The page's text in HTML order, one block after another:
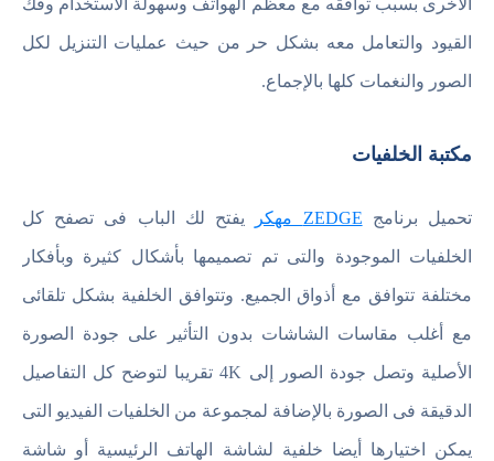
الأخرى بسبب توافقه مع معظم الهواتف وسهولة الاستخدام وفك
القيود والتعامل معه بشكل حر من حيث عمليات التنزيل لكل
الصور والنغمات كلها بالإجماع.
مكتبة الخلفيات
تحميل برنامج ZEDGE مهكر يفتح لك الباب فى تصفح كل
الخلفيات الموجودة والتى تم تصميمها بأشكال كثيرة وبأفكار
مختلفة تتوافق مع أذواق الجميع. وتتوافق الخلفية بشكل تلقائى
مع أغلب مقاسات الشاشات بدون التأثير على جودة الصورة
الأصلية وتصل جودة الصور إلى 4K تقريبا لتوضح كل التفاصيل
الدقيقة فى الصورة بالإضافة لمجموعة من الخلفيات الفيديو التى
يمكن اختيارها أيضا خلفية لشاشة الهاتف الرئيسية أو شاشة